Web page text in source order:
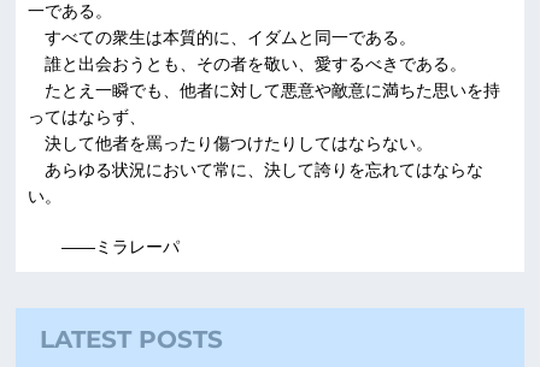
一である。
すべての衆生は本質的に、イダムと同一である。
誰と出会おうとも、その者を敬い、愛するべきである。
たとえ一瞬でも、他者に対して悪意や敵意に満ちた思いを持
ってはならず、
決して他者を罵ったり傷つけたりしてはならない。
あらゆる状況において常に、決して誇りを忘れてはならな
い。
――ミラレーパ
LATEST POSTS